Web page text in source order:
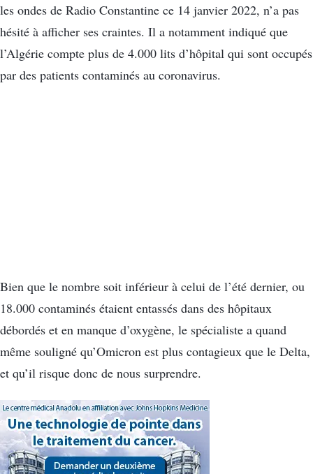
les ondes de Radio Constantine ce 14 janvier 2022, n’a pas
hésité à afficher ses craintes. Il a notamment indiqué que
l’Algérie compte plus de 4.000 lits d’hôpital qui sont occupés
par des patients contaminés au coronavirus.
Bien que le nombre soit inférieur à celui de l’été dernier, ou
18.000 contaminés étaient entassés dans des hôpitaux
débordés et en manque d’oxygène, le spécialiste a quand
même souligné qu’Omicron est plus contagieux que le Delta,
et qu’il risque donc de nous surprendre.